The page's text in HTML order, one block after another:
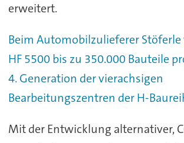
erweitert.
Beim Automobilzulieferer
HF 5500 bis zu 350.000 Bauteile
4. Generation der vierachsigen
Bearbeitungszentren der H-
Mit der Entwicklung alternativer,